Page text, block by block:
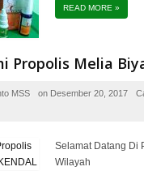
READ MORE »
Propolis Melia
MSS on Desember 20, 2017
Selamat Datang Di
Wilayah